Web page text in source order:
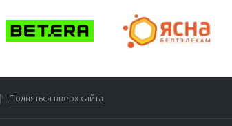
Подняться вверх сайта